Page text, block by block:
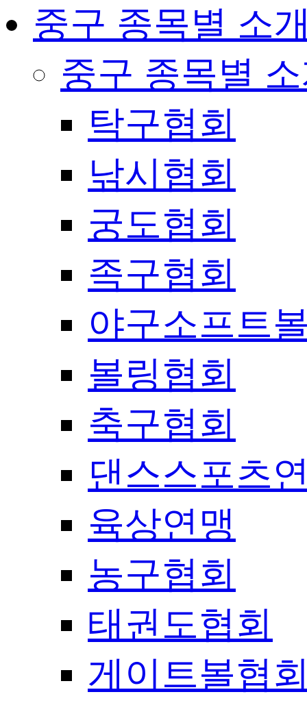
중구 종목별 소
중구 종목별
탁구협회
낚시협회
궁도협회
족구협회
야구소프트
볼링협회
축구협회
댄스스포츠
육상연맹
농구협회
태권도협회
게이트볼협